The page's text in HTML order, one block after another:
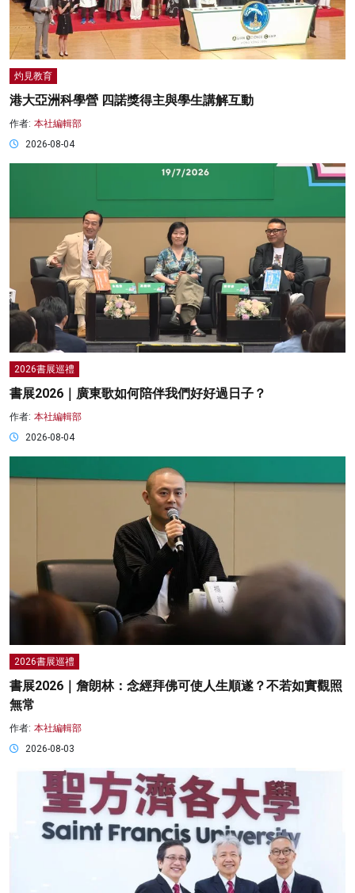
灼見教育
港大亞洲科學營 四諾獎得主與學生講解互動
作者: 本社編輯部
2026-08-04
2026書展巡禮
書展2026｜廣東歌如何陪伴我們好好過日子？
作者: 本社編輯部
2026-08-04
2026書展巡禮
書展2026｜詹朗林：念經拜佛可使人生順遂？不若如實觀照
無常
作者: 本社編輯部
2026-08-03